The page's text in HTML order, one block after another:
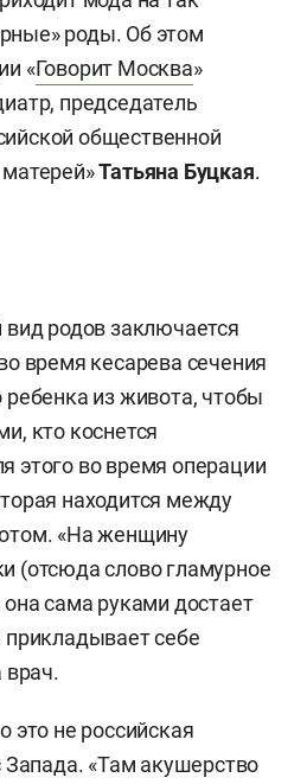
роды. Об этом
«Говорит Москва»
председатель
общественной
матерей»Татьяна Буцкая.
родов заключается
время кесарева сечения
ребенка из живота, чтобы
кто коснется
этого во время операции
находится между
«На женщину
(отсюда слово гламурное
сама руками достает
прикладывает себе
врач.
это не российская
Запада. «Там акушерство